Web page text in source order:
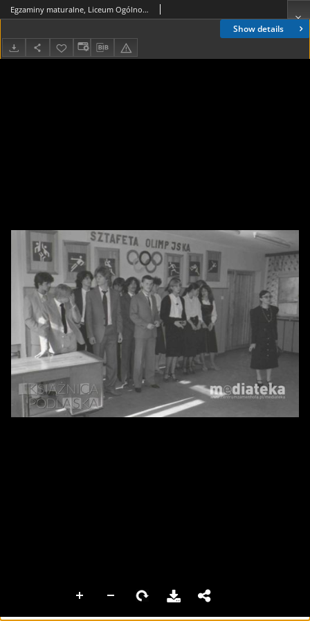
Show details
Egzaminy maturalne, Liceum Ogólnokształcące nr IV im. C.K.Norwida w Białymstoku, ul. Zwierzyniecka 9A, Białystok, druga połowa lat 70. XX w., fot. ze zbiorów Andrzeja Trzcińskiego